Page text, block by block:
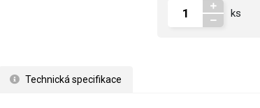
ks
Technická specifikace